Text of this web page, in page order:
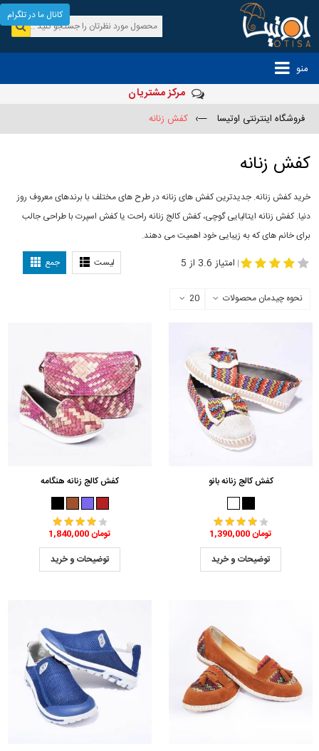
منو
مرکز مشتریان
فروشگاه اینترنتی اوتیسا —› کفش زنانه
کفش زنانه
خرید کفش زنانه. جدیدترین کفش های زنانه در طرح های مختلف با برندهای معروف روز
دنیا. کفش زنانه ایتالیایی گوچی، کفش کالج زنانه راحت یا کفش اسپرت با طراحی جالب
برای خانم های که به زیبایی خود اهمیت می دهند.
لیست جمع | امتیاز 3.6 از 5
نحوه چیدمان محصولات 20
کفش کالج زنانه بانو
1,390,000 تومان
توضیحات و خرید
کفش کالج زنانه هنگامه
1,840,000 تومان
توضیحات و خرید
کانال ما در تلگرام